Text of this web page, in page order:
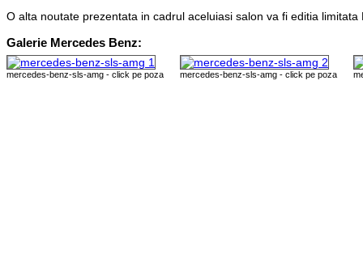
O alta noutate prezentata in cadrul aceluiasi salon va fi editia
Galerie Mercedes Benz:
mercedes-benz-sls-amg - click pe poza mercedes-benz-sls-amg - click pe poza